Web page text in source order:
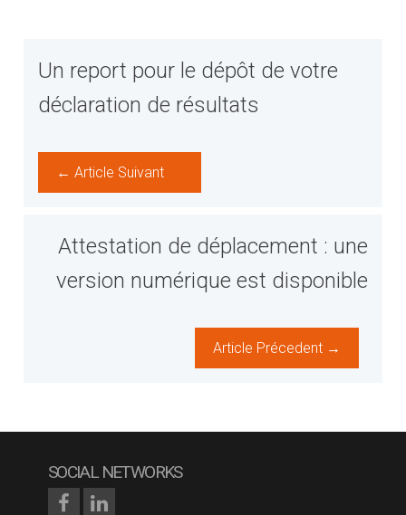
Un report pour le dépôt de votre
déclaration de résultats
← Article Suivant
Attestation de déplacement : une
version numérique est disponible
Article Précedent →
SOCIAL NETWORKS